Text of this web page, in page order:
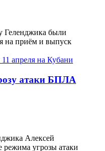
Геленджика были
на приём и выпуск
атаки БПЛА
Алексей
режима угрозы атаки